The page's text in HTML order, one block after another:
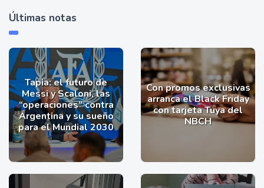
Últimas notas
Tapia: el futuro de
Messi y Scaloni, las
“operaciones” contra
Argentina y su sueño
para el Mundial 2030
Con promos exclusivas
arranca el Black Friday
con tarjeta Tuya del
NBCH